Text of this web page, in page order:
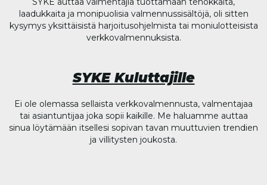
laadukkaita ja monipuolisia valmennussisältöjä, oli sitten
kysymys yksittäisistä harjoitusohjelmista tai moniulotteisista
verkkovalmennuksista.
SYKE Kuluttajille
Ei ole olemassa sellaista verkkovalmennusta, valmentajaa
tai asiantuntijaa joka sopii kaikille. Me haluamme auttaa
sinua löytämään itsellesi sopivan tavan muuttuvien trendien
ja villitysten joukosta.